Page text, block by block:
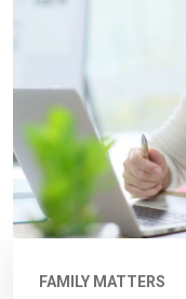
FAMILY MATTERS